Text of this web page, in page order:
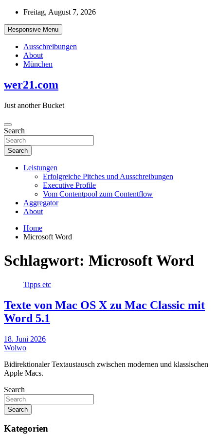
Skip
content
Freitag, August 7, 2026
Responsive Menu
Ausschreibungen
About
München
wer21.com
Just another Bucket
Search
Search
Leistungen
Erfolgreiche Pitches und Ausschreibungen
Executive Profile
Vom Contentpool zum Contentflow
Aggregator
About
Home
Microsoft Word
Schlagwort: Microsoft Word
Tipps etc
Texte von Mac OS X zu Mac Classic mit
Word 5.1
18. Juni 2026
Wolwo
Bidirektionaler Textaustausch zwischen modernen und klassischen
Apple Macs.
Search
Search
Kategorien